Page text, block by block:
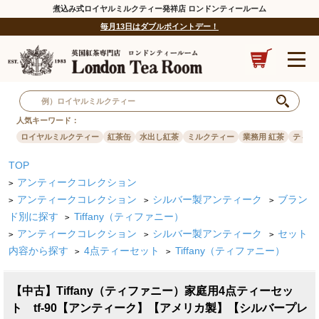
煮込み式ロイヤルミルクティー発祥店 ロンドンティールーム
毎月13日はダブルポイントデー！
人気キーワード：
ロイヤルミルクティー
紅茶缶 水出し紅茶 ミルクティー 業務用 紅茶 ティー
TOP
> アンティークコレクション
> アンティークコレクション > シルバー製アンティーク > ブラン
ド別に探す
> Tiffany（ティファニー）
> アンティークコレクション > シルバー製アンティーク > セット
内容から探す
> 4点ティーセット > Tiffany（ティファニー）
【中古】Tiffany（ティファニー）家庭用4点ティーセッ
ト tf-90【アンティーク】【アメリカ製】【シルバープレ